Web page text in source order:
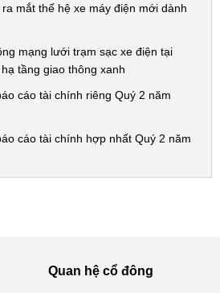
mắt thế hệ xe máy điện mới dành
mạng lưới trạm sạc xe điện tại
tầng giao thông xanh
cáo tài chính riêng Quý 2 năm
cáo tài chính hợp nhất Quý 2 năm
Quan hệ cổ đông